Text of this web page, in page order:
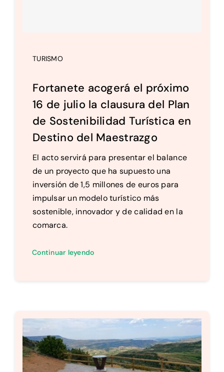
TURISMO
Fortanete acogerá el próximo
16 de julio la clausura del Plan
de Sostenibilidad Turística en
Destino del Maestrazgo
El acto servirá para presentar el balance
de un proyecto que ha supuesto una
inversión de 1,5 millones de euros para
impulsar un modelo turístico más
sostenible, innovador y de calidad en la
comarca.
Continuar leyendo